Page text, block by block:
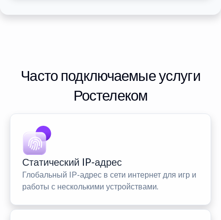
Часто подключаемые услуги
Ростелеком
Статический IP-адрес
Глобальный IP-адрес в сети интернет для игр и
работы с несколькими устройствами.